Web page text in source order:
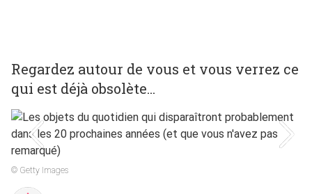
Regardez autour de vous et vous verrez ce
qui est déjà obsolète...
© Getty Images